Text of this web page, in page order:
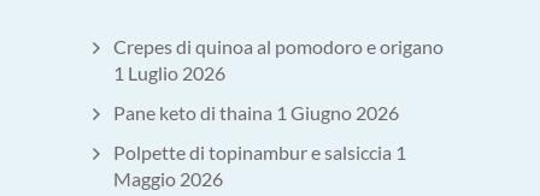
Crepes di quinoa al pomodoro e origano
1 Luglio 2026
Pane keto di thaina 1 Giugno 2026
Polpette di topinambur e salsiccia 1
Maggio 2026